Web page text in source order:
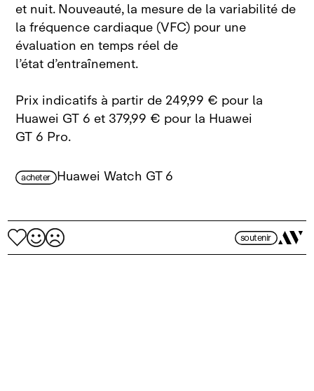
et nuit. Nouveauté, la mesure de la variabilité de
la fréquence cardiaque (VFC) pour une
évaluation en temps réel de
l’état d’entraînement.
Prix indicatifs à partir de 249,99 € pour la
Huawei GT 6 et 379,99 € pour la Huawei
GT 6 Pro.
acheter Huawei Watch GT 6
soutenir